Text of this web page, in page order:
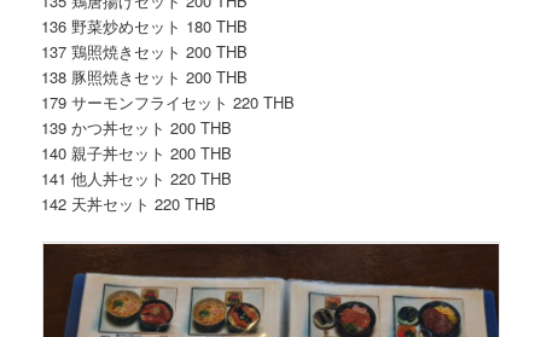
136 野菜炒めセット 180 THB
137 鶏照焼きセット 200 THB
138 豚照焼きセット 200 THB
179 サーモンフライセット 220 THB
139 かつ丼セット 200 THB
140 親子丼セット 200 THB
141 他人丼セット 220 THB
142 天丼セット 220 THB